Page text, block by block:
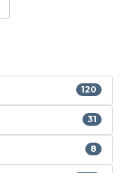
120
31
8